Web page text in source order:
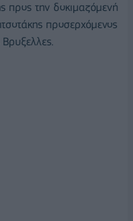
προς την δοκιμαζόμενή
προσερχόμενος